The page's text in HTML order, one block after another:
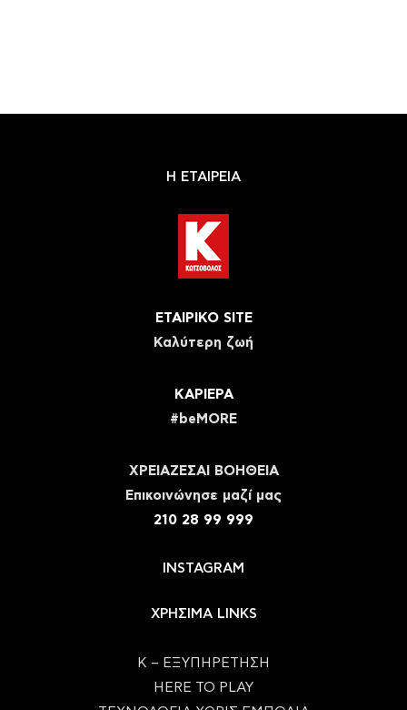
Η ΕΤΑΙΡΕΙΑ
ΕΤΑΙΡΙΚΟ SITE
Καλύτερη ζωή
ΚΑΡΙΕΡΑ
#beMORE
ΧΡΕΙΑΖΕΣΑΙ ΒΟΗΘΕΙΑ
Eπικοινώνησε μαζί μας
210 28 99 999
INSTAGRAM
ΧΡΗΣΙΜΑ LINKS
Κ – ΕΞΥΠΗΡΕΤΗΣΗ
HERE TO PLAY